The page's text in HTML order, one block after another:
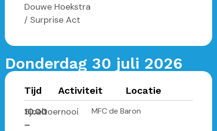
Douwe Hoekstra
/ Surprise Act
Donderdag 30 juli 2026
Tijd Activiteit
Locatie
10.00
–
Sjoeltoernooi MFC de Baron